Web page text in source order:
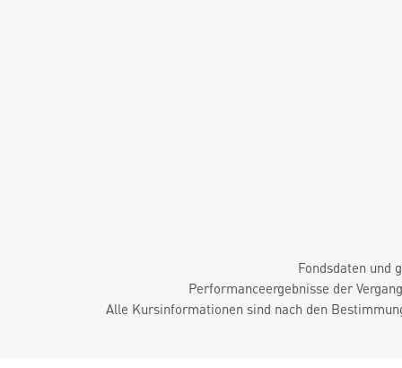
Fondsdaten und
Performanceergebnisse der
Alle Kursinformationen sind nach den